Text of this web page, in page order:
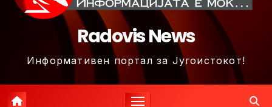
Radovis News
Информативен портал за Југоистокот!